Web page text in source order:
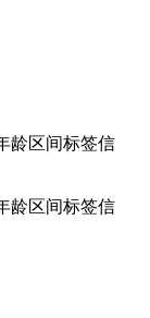
龄区间标签信
龄区间标签信